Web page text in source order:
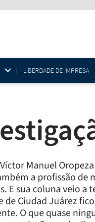
LIBERDADE DE IMPRESA
Víctor Manuel
a profissão de
E sua coluna veio a
de Ciudad Juárez
O que quase